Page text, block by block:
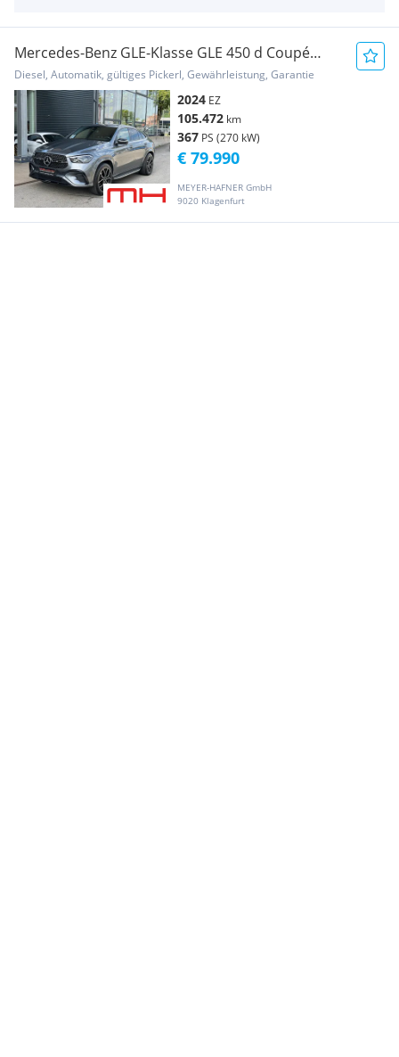
Mercedes-Benz GLE-Klasse GLE 450 d Coupé
4MATIC AMG-Line Aut. / AHK / ST...
Diesel, Automatik, gültiges Pickerl, Gewährleistung, Garantie
2024 EZ
105.472 km
367 PS (270 kW)
MEYER-HAFNER GmbH
9020 Klagenfurt
€ 79.990